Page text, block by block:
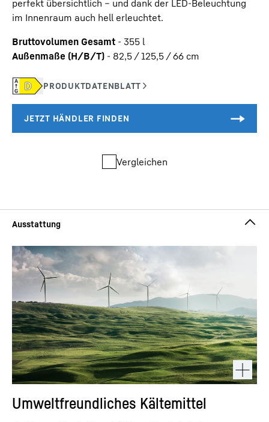
perfekt übersichtlich – und dank der LED-Beleuchtung
im Innenraum auch hell erleuchtet.
Bruttovolumen Gesamt - 355 l
Außenmaße (H/B/T) - 82,5 / 125,5 / 66 cm
Vergleichen
Umweltfreundliches Kältemittel